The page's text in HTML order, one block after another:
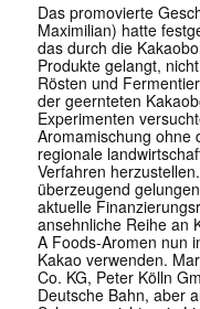
Das promovierte
Maximilian) hatte
das durch die
Produkte gelangt,
Rösten und
der geernteten
Experimenten
Aromamischung ohne
regionale
Verfahren
überzeugend
aktuelle
ansehnliche Reihe an
A Foods-Aromen nun
Kakao verwenden.
Co. KG, Peter Kölln
Deutsche Bahn, aber